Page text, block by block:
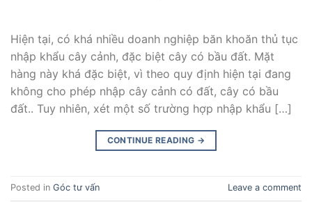
Hiện tại, có khá nhiều doanh nghiệp băn khoăn thủ tục
nhập khẩu cây cảnh, đặc biệt cây có bầu đất. Mặt
hàng này khá đặc biệt, vì theo quy định hiện tại đang
không cho phép nhập cây cảnh có đất, cây có bầu
đất.. Tuy nhiên, xét một số trường hợp nhập khẩu […]
CONTINUE READING →
Posted in Góc tư vấn Leave a comment